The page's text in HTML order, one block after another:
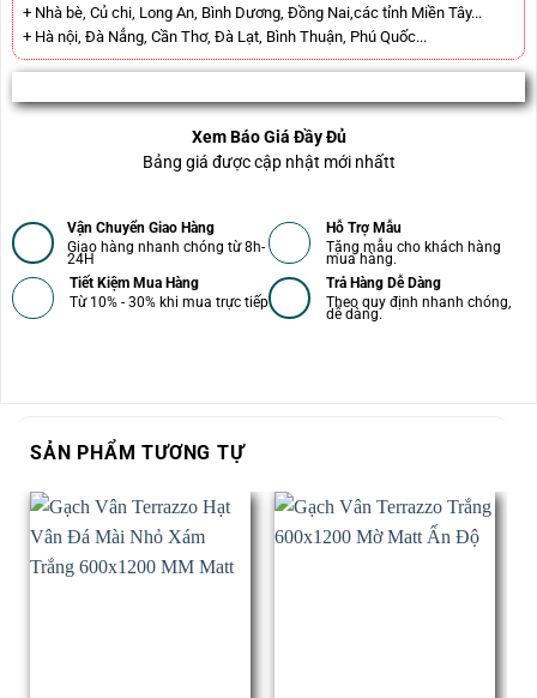
+ Nhà bè, Củ chi, Long An, Bình Dương, Đồng Nai,các tỉnh Miền Tây...
+ Hà nội, Đà Nẳng, Cần Thơ, Đà Lạt, Bình Thuận, Phú Quốc...
Xem Báo Giá Đầy Đủ
Bảng giá được cập nhật mới nhấtt
Vận Chuyển Giao Hàng
Giao hàng nhanh chóng từ 8h-
24H
Hỗ Trợ Mẫu
Tặng mẫu cho khách hàng
mua hàng.
Tiết Kiệm Mua Hàng
Từ 10% - 30% khi mua trực tiếp
Trả Hàng Dễ Dàng
Theo quy định nhanh chóng,
dễ dàng.
SẢN PHẨM TƯƠNG TỰ